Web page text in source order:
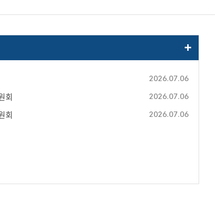
2026.07.06
회 2026.07.06
회 2026.07.06